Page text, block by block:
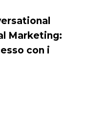
Marketing:
con i